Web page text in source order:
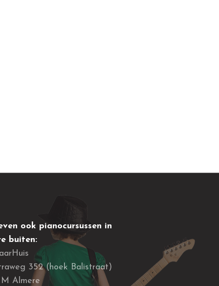
ook pianocursussen in
buiten:
352 (hoek Balistraat)
Almere